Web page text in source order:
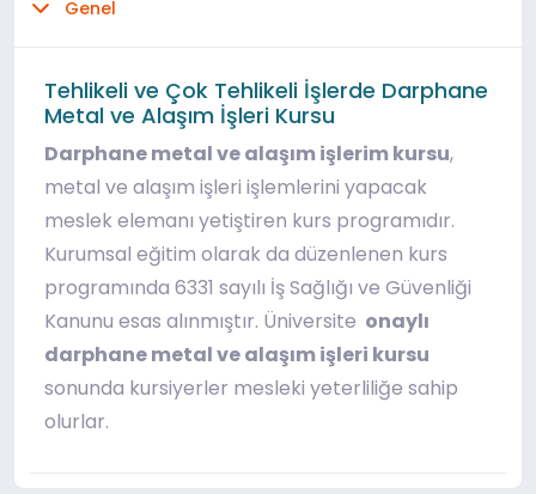
Genel
Tehlikeli ve Çok Tehlikeli İşlerde Darphane
Metal ve Alaşım İşleri Kursu
Darphane metal ve alaşım işlerim kursu,
metal ve alaşım işleri işlemlerini yapacak
meslek elemanı yetiştiren kurs programıdır.
Kurumsal eğitim olarak da düzenlenen kurs
programında 6331 sayılı İş Sağlığı ve Güvenliği
Kanunu esas alınmıştır. Üniversite onaylı
darphane metal ve alaşım işleri kursu
sonunda kursiyerler mesleki yeterliliğe sahip
olurlar.